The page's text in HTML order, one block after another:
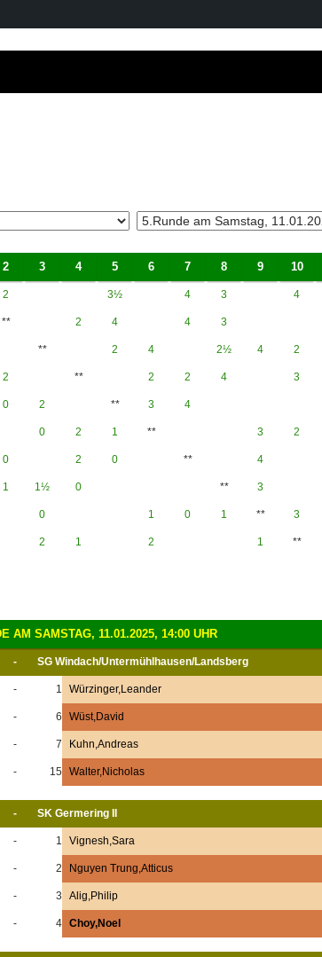
2 3 4 5 6 7 8 9 10
2 3½ 4 3 4
** 2 4 4 3
** 2 4 2½ 4 2
2 ** 2 2 4 3
0 2 ** 3 4
0 2 1 ** 3 2
0 2 0 ** 4
1 1½ 0 ** 3
0 1 0 1 ** 3
2 1 2 1 **
AM SAMSTAG, 11.01.2025, 14:00 UHR
- SG Windach/Untermühlhausen/Landsberg
- 1 Würzinger,Leander
- 6 Wüst,David
- 7 Kuhn,Andreas
- 15 Walter,Nicholas
- SK Germering II
- 1 Vignesh,Sara
- 2 Nguyen Trung,Atticus
- 3 Alig,Philip
- 4 Choy,Noel